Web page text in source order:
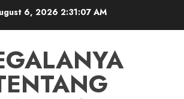
6, 2026 2:31:08 AM